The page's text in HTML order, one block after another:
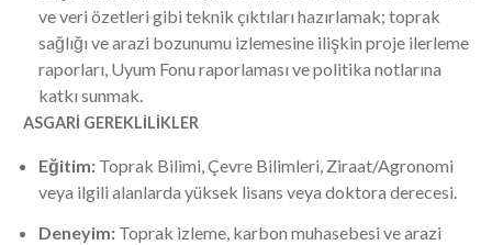
ve veri özetleri gibi teknik çıktıları hazırlamak; toprak
sağlığı ve arazi bozunumu izlemesine ilişkin proje ilerleme
raporları, Uyum Fonu raporlaması ve politika notlarına
katkı sunmak.
ASGARİ GEREKLİLİKLER
Eğitim: Toprak Bilimi, Çevre Bilimleri, Ziraat/Agronomi
veya ilgili alanlarda yüksek lisans veya doktora derecesi.
Deneyim: Toprak izleme, karbon muhasebesi ve arazi